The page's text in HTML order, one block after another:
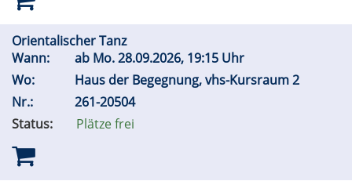
Orientalischer Tanz
Wann:
ab Mo.28.09.2026, 19:15 Uhr
Wo:
Haus der Begegnung, vhs-Kursraum 2
Nr.:
261-20504
Status:
Plätze frei